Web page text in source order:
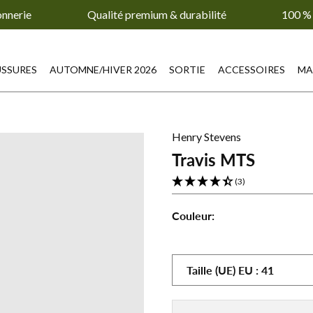
Qualité premium & durabilité 100
AUTOMNE/HIVER 2026 SORTIE ACCESSOIRES
Henry Stevens
Travis MTS
(3)
Couleur:
MTS
Noir/Blanc
MTS
-
Braun
MTS
Brun
foncé
Taille (UE) EU : 41